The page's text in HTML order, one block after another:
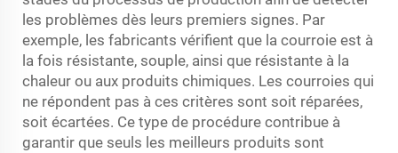
les problèmes dès leurs premiers signes. Par
exemple, les fabricants vérifient que la courroie est à
la fois résistante, souple, ainsi que résistante à la
chaleur ou aux produits chimiques. Les courroies qui
ne répondent pas à ces critères sont soit réparées,
soit écartées. Ce type de procédure contribue à
garantir que seuls les meilleurs produits sont